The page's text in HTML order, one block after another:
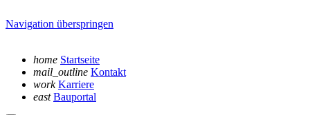
Navigation überspringen
home Startseite
mail_outline Kontakt
work Karriere
east Bauportal